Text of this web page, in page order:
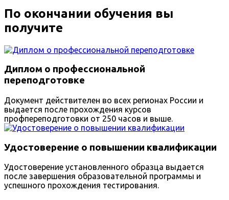
По окончании обучения вы
получите
Диплом о профессиональной
переподготовке
Документ действителен во всех регионах России и
выдается после прохождения курсов
профпереподготовки от 250 часов и выше.
Удостоверение о повышении квалификации
Удостоверение установленного образца выдается
после завершения образовательной программы и
успешного прохождения тестирования.